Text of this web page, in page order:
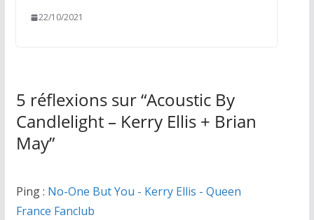
22/10/2021
5 réflexions sur “Acoustic By
Candlelight – Kerry Ellis + Brian
May”
Ping : No-One But You - Kerry Ellis - Queen
France Fanclub